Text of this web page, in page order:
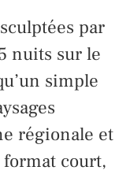
par
nuits sur le
simple
régionale et
format court,